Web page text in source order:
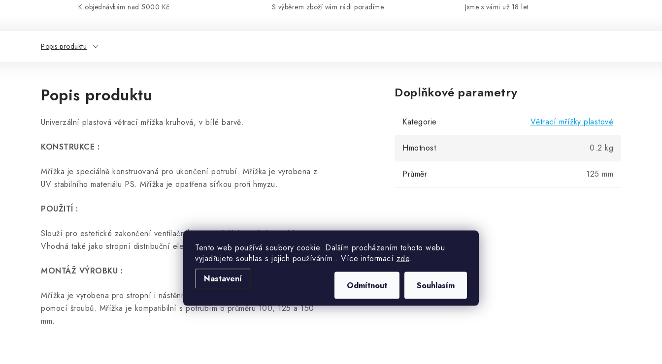
Tento web používá soubory cookie. Dalším procházením tohoto webu
vyjadřujete souhlas s jejich používáním.. Více informací zde.
Nastavení
Odmítnout Souhlasím
K objednávkám nad 5000 Kč S výběrem zboží vám rádi poradíme Jsme s vámi už 18 let
Popis produktu
Popis produktu
Univerzální plastová větrací mřížka kruhová, v bílé barvě.
KONSTRUKCE :
Mřížka je speciálně konstruovaná pro ukončení potrubí. Mřížka je vyrobena z
UV stabilního materiálu PS. Mřížka je opatřena síťkou proti hmyzu.
POUŽITÍ :
Slouží pro estetické zakončení ventilačního vedení. Univerzální použití.
Vhodná také jako stropní distribuční element.
MONTÁŽ VÝROBKU :
Mřížka je vyrobena pro stropní i nástěnnou montáž. Snadné upevnění
pomocí šroubů. Mřížka je kompatibilní s potrubím o průměru 100, 125 a 150
mm.
Doplňkové parametry
Kategorie Větrací mřížky plastové
Hmotnost 0.2 kg
Průměr 125 mm